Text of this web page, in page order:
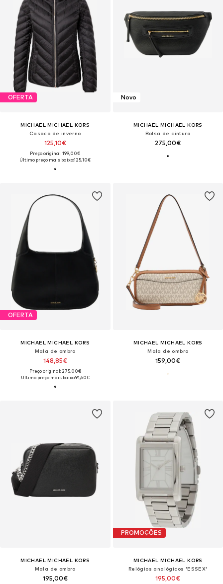
OFERTA
MICHAEL MICHAEL KORS
Casaco de inverno
125,10€
Preço original: 199,00€
Último preço mais baixo:125,10€
Novo
MICHAEL MICHAEL KORS
Bolsa de cintura
275,00€
OFERTA
MICHAEL MICHAEL KORS
Mala de ombro
148,85€
Preço original: 275,00€
Último preço mais baixo:91,60€
MICHAEL MICHAEL KORS
Mala de ombro
159,00€
MICHAEL MICHAEL KORS
Mala de ombro
195,00€
PROMOÇÕES
MICHAEL MICHAEL KORS
Relógios analógicos 'ESSEX'
195,00€